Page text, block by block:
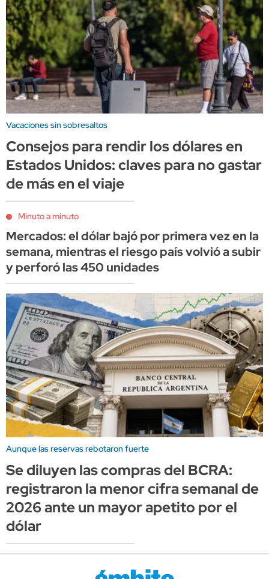
Vacaciones sin sobresaltos
Consejos para rendir los dólares en
Estados Unidos: claves para no gastar
de más en el viaje
Minuto a minuto
Mercados: el dólar bajó por primera vez en la
semana, mientras el riesgo país volvió a subir
y perforó las 450 unidades
Aunque las reservas rebotaron fuerte
Se diluyen las compras del BCRA:
registraron la menor cifra semanal de
2026 ante un mayor apetito por el
dólar